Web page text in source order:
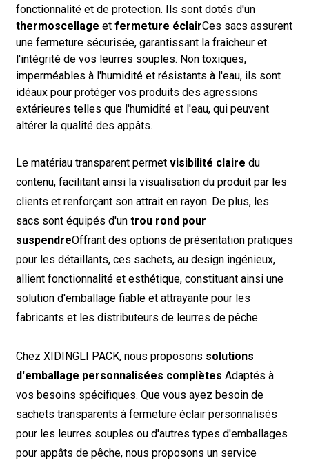
fonctionnalité et de protection. Ils sont dotés d'un
thermoscellage et fermeture éclairCes sacs assurent
une fermeture sécurisée, garantissant la fraîcheur et
l'intégrité de vos leurres souples. Non toxiques,
imperméables à l'humidité et résistants à l'eau, ils sont
idéaux pour protéger vos produits des agressions
extérieures telles que l'humidité et l'eau, qui peuvent
altérer la qualité des appâts.
Le matériau transparent permet visibilité claire du
contenu, facilitant ainsi la visualisation du produit par les
clients et renforçant son attrait en rayon. De plus, les
sacs sont équipés d'untrou rond pour
suspendreOffrant des options de présentation pratiques
pour les détaillants, ces sachets, au design ingénieux,
allient fonctionnalité et esthétique, constituant ainsi une
solution d'emballage fiable et attrayante pour les
fabricants et les distributeurs de leurres de pêche.
Chez XIDINGLI PACK, nous proposons solutions
d'emballage personnalisées complètes Adaptés à
vos besoins spécifiques. Que vous ayez besoin de
sachets transparents à fermeture éclair personnalisés
pour les leurres souples ou d'autres types d'emballages
pour appâts de pêche, nous proposons un service